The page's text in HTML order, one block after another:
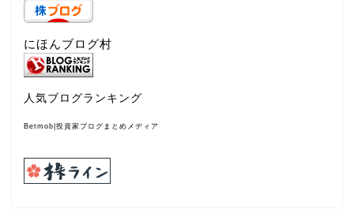
にほんブログ村
人気ブログランキング
Betmob|投資家ブログまとめメディア